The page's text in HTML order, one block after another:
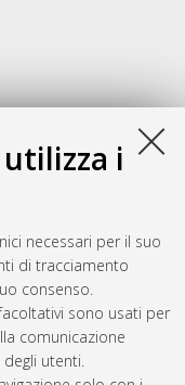
i
necessari per il suo
di tracciamento
consenso.
sono usati per
comunicazione
utenti.
tra
Coccinella
millefolii DeGeer
Alma Mater
di ricerca in
20:47:29 2026 CEST